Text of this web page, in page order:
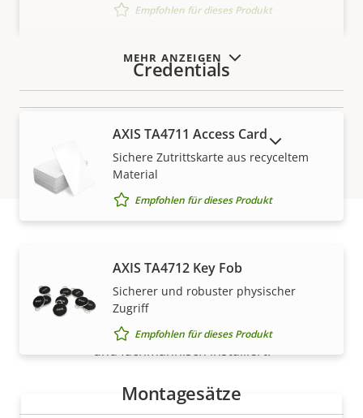
MEHR ANZEIGEN
Empfohlen für dieses Produkt
Credentials
AXIS TA4711 Access Card
Sichere Zutrittskarte aus recyceltem
Material
Empfohlen für dieses Produkt
AXIS TA4712 Key Fob
Sicherer und robuster physischer
Zugriff
Empfohlen für dieses Produkt
Montagesätze
AUSLAUFPRODUKTE ANZEIGEN
Vertrieb
Lösungen von Axis und individuelle Produkte werden
von unseren vertrauenswürdigen Partnern verkauft
und fachmännisch installiert.